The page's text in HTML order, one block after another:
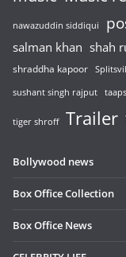
nawazuddin siddiqui
salman khan shah
shraddha kapoor
sushant singh rajput
tiger shroff Trailer
Bollywood news
Box Office Collection
Box Office News